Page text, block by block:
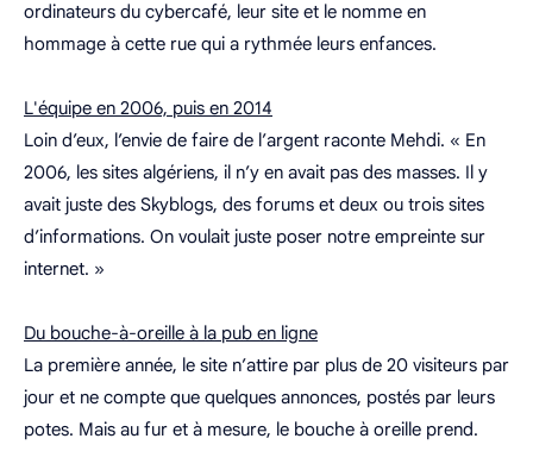
ordinateurs du cybercafé, leur site et le nomme en
hommage à cette rue qui a rythmée leurs enfances.
L'équipe en 2006, puis en 2014
Loin d’eux, l’envie de faire de l’argent raconte Mehdi. « En
2006, les sites algériens, il n’y en avait pas des masses. Il y
avait juste des Skyblogs, des forums et deux ou trois sites
d’informations. On voulait juste poser notre empreinte sur
internet. »
Du bouche-à-oreille à la pub en ligne
La première année, le site n’attire par plus de 20 visiteurs par
jour et ne compte que quelques annonces, postés par leurs
potes. Mais au fur et à mesure, le bouche à oreille prend.